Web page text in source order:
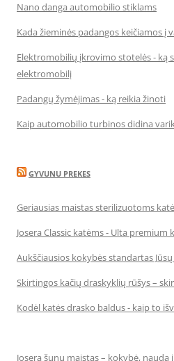
Nano danga automobilio stiklams
Kada žieminės padangos keičiamos į
Elektromobilių įkrovimo stotelės - ką
elektromobilį
Padangų žymėjimas - ką reikia žinoti
Kaip automobilio turbinos didina
GYVUNU PREKES
Geriausias maistas sterilizuotoms
Josera Classic katėms - Ulta premium
Aukščiausios kokybės standartas Jūsų
Skirtingos kačių draskyklių rūšys –
Kodėl katės drasko baldus - kaip to
Josera šunų maistas – kokybė, nauda